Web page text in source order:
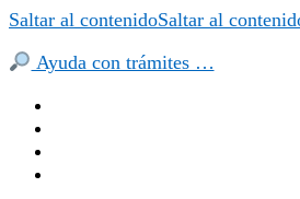
Saltar al contenidoSaltar al
Ayuda con trámites …